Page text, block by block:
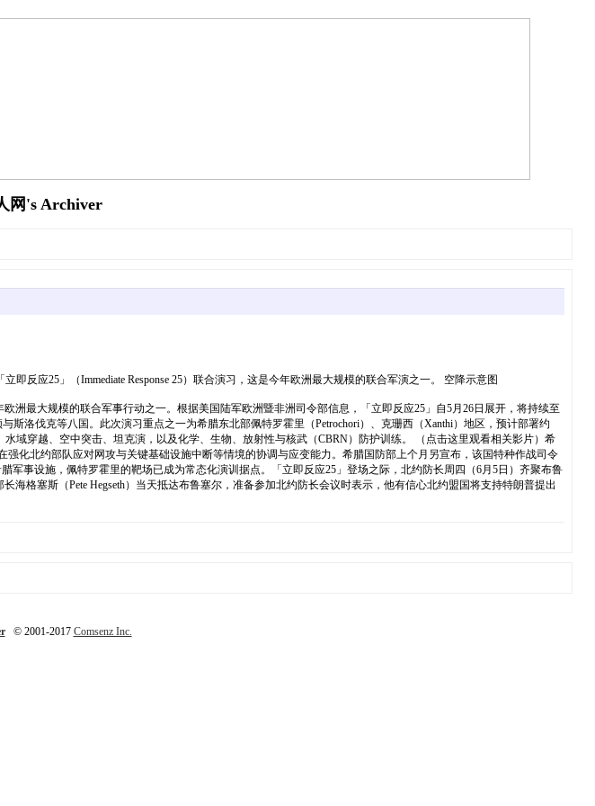
网's Archiver
立即反应25」（Immediate Response 25）联合演习，这是今年欧洲最大规模的联合军演之一。 空降示意图
洲最大规模的联合军事行动之一。根据美国陆军欧洲暨非洲司令部信息，「立即反应25」自5月26日展开，将持续至
洛伐克等八国。此次演习重点之一为希腊东北部佩特罗霍里（Petrochori）、克珊西（Xanthi）地区，预计部署约
域穿越、空中突击、坦克演，以及化学、生物、放射性与核武（CBRN）防护训练。 （点击这里观看相关影片）希
化北约部队应对网攻与关键基础设施中断等情境的协调与应变能力。希腊国防部上个月另宣布，该国特种作战司令
军事设施，佩特罗霍里的靶场已成为常态化演训据点。「立即反应25」登场之际，北约防长周四（6月5日）齐聚布鲁
格塞斯（Pete Hegseth）当天抵达布鲁塞尔，准备参加北约防长会议时表示，他有信心北约盟国将支持特朗普提出
© 2001-2017 Comsenz Inc.